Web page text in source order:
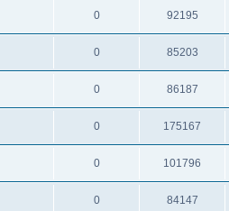
0 92195
0 85203
0 86187
0 175167
0 101796
0 84147